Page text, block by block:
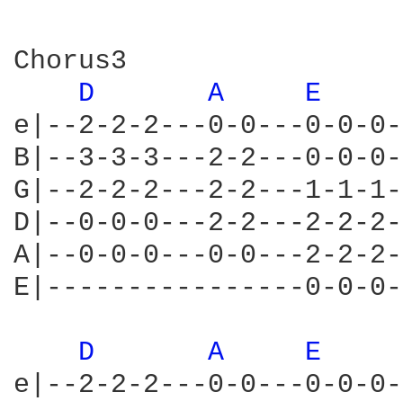
Chorus3
D
A
E
e|--2-2-2---0-0---0-0-
B|--3-3-3---2-2---0-0-
G|--2-2-2---2-2---1-1-
D|--0-0-0---2-2---2-2-
A|--0-0-0---0-0---2-2-
E|----------------0-0-
D A
E
e|--2-2-2---0-0---0-0-